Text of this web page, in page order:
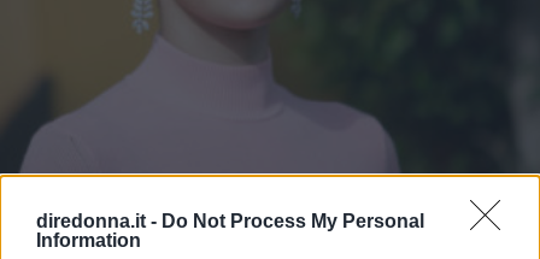
diredonna.it - Do Not Process My Personal
Information